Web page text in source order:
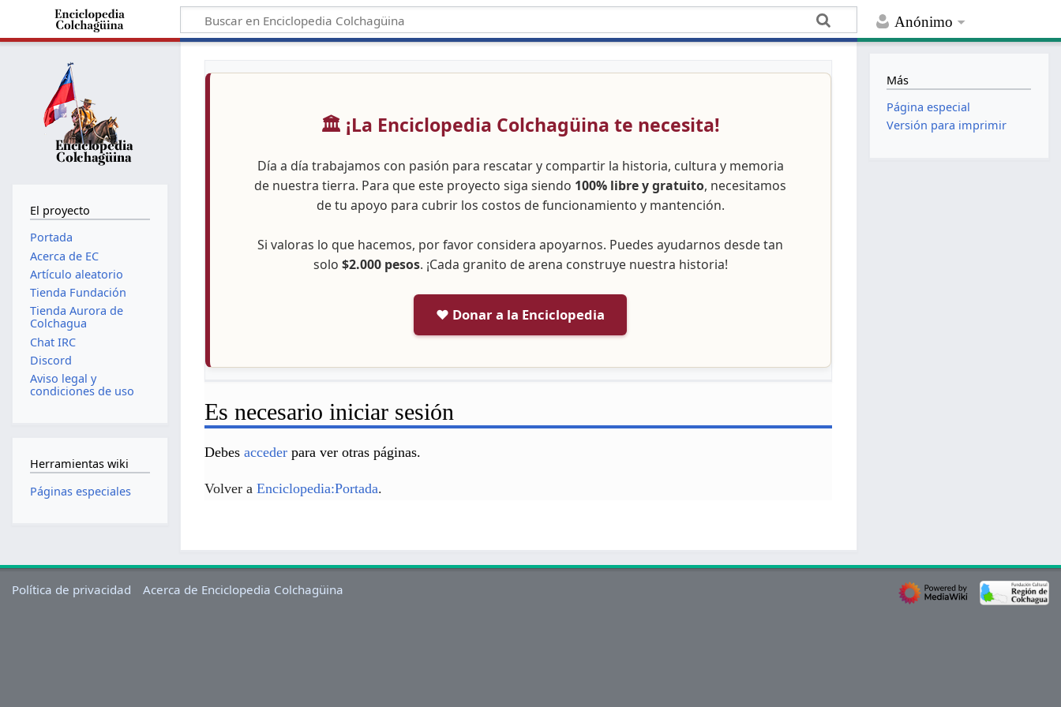
Anónimo
🏛️ ¡La Enciclopedia Colchagüina te necesita!
Día a día trabajamos con pasión para rescatar y compartir la historia, cultura y memoria
de nuestra tierra. Para que este proyecto siga siendo 100% libre y gratuito, necesitamos
de tu apoyo para cubrir los costos de funcionamiento y mantención.
Si valoras lo que hacemos, por favor considera apoyarnos. Puedes ayudarnos desde tan
solo $2.000 pesos. ¡Cada granito de arena construye nuestra historia!
❤️ Donar a la Enciclopedia
Es necesario iniciar sesión
Debesacceder para ver otras páginas.
Volver aEnciclopedia:Portada.
El proyecto
Portada
Acerca de EC
Artículo aleatorio
Tienda Fundación
Tienda Aurora de
Colchagua
Chat IRC
Discord
Aviso legal y
condiciones de uso
Herramientas wiki
Páginas especiales
Más
Página especial
Versión para imprimir
Política de privacidad Acerca de Enciclopedia Colchagüina